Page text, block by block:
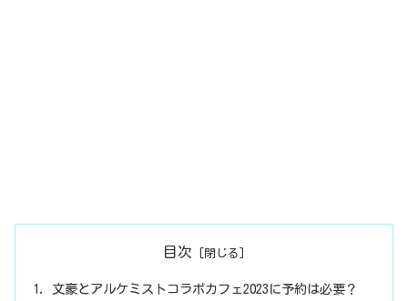
目次
文豪とアルケミストコラボカフェ2023に予約は必要？